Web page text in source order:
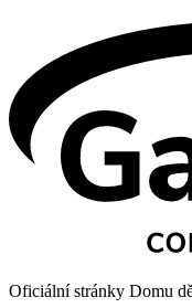
Oficiální stránky Domu